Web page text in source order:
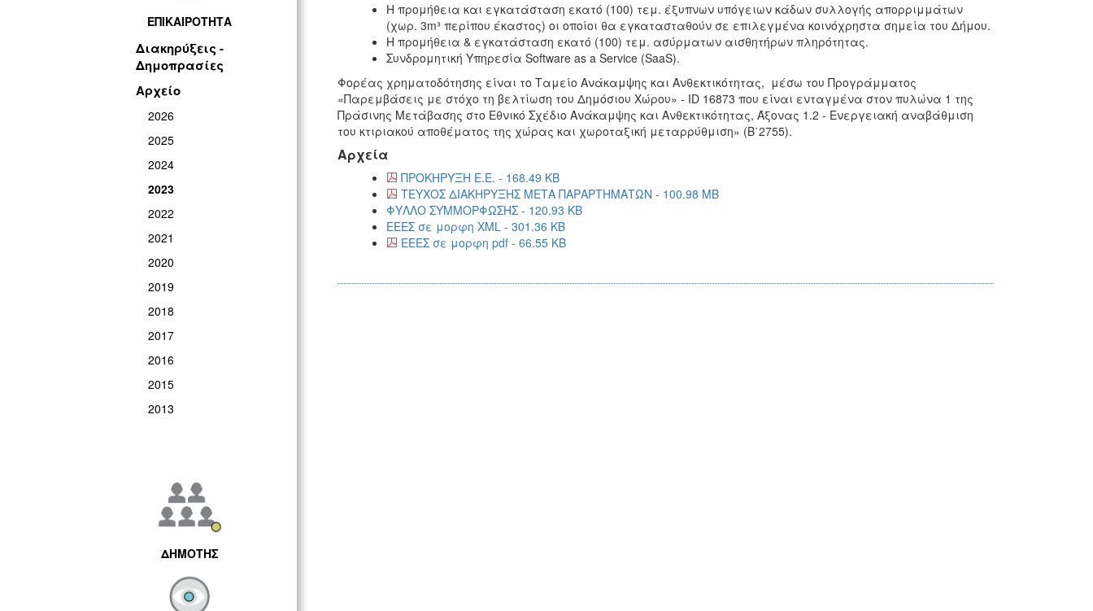
ΕΠΙΚΑΙΡΟΤΗΤΑ
Διακηρύξεις -
Δημοπρασίες
Αρχείο
2026
2025
2024
2023
2022
2021
2020
2019
2018
2017
2016
2015
2013
ΔΗΜΟΤΗΣ
Η προμήθεια και εγκατάσταση εκατό (100) τεμ. έξυπνων υπόγειων κάδων συλλογής απορριμμάτων
(χωρ. 3m³ περίπου έκαστος) οι οποίοι θα εγκατασταθούν σε επιλεγμένα κοινόχρηστα σημεία του Δήμου.
Η προμήθεια & εγκατάσταση εκατό (100) τεμ. ασύρματων αισθητήρων πληρότητας.
Συνδρομητική Υπηρεσία Software as a Service (SaaS).
Φορέας χρηματοδότησης είναι το Ταμείο Ανάκαμψης και Ανθεκτικότητας, μέσω του Προγράμματος
«Παρεμβάσεις με στόχο τη βελτίωση του Δημόσιου Χώρου» - ID 16873 που είναι ενταγμένα στον πυλώνα 1 της
Πράσινης Μετάβασης στο Εθνικό Σχέδιο Ανάκαμψης και Ανθεκτικότητας, Άξονας 1.2 - Ενεργειακή αναβάθμιση
του κτιριακού αποθέματος της χώρας και χωροταξική μεταρρύθμιση» (Β΄2755).
Αρχεία
ΠΡΟΚΗΡΥΞΗ Ε.Ε. - 168.49 KB
ΤΕΥΧΟΣ ΔΙΑΚΗΡΥΞΗΣ ΜΕΤΑ ΠΑΡΑΡΤΗΜΑΤΩΝ - 100.98 MB
ΦΥΛΛΟ ΣΥΜΜΟΡΦΩΣΗΣ - 120.93 KB
ΕΕΕΣ σε μορφη XML - 301.36 KB
ΕΕΕΣ σε μορφη pdf - 66.55 KB